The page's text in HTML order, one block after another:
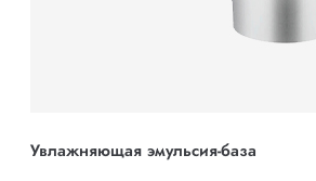
Увлажняющая эмульсия-база